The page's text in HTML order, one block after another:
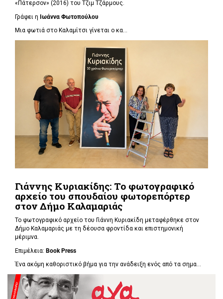
«Πάτερσον» (2016) του Τζιμ Τζάρμους.
Γράφει η Ιωάννα Φωτοπούλου
Μια φωτιά στο Καλαμίτσι γίνεται ο κα...
Γιάννης Κυριακίδης: Το φωτογραφικό
αρχείο του σπουδαίου φωτορεπόρτερ
στον Δήμο Καλαμαριάς
Το φωτογραφικό αρχείο του Γιάννη Κυριακίδη μεταφέρθηκε στον
Δήμο Καλαμαριάς με τη δέουσα φροντίδα και επιστημονική
μέριμνα.
Επιμέλεια: Book Press
Ένα ακόμη καθοριστικό βήμα για την ανάδειξη ενός από τα σημα...